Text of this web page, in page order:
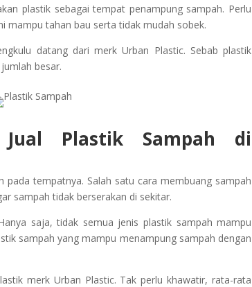
plastik sebagai tempat penampung sampah. Perlu
mampu tahan bau serta tidak mudah sobek.
datang dari merk Urban Plastic. Sebab plastik
besar.
Plastik Sampah di
tempatnya. Salah satu cara membuang sampah
sampah tidak berserakan di sekitar.
saja, tidak semua jenis plastik sampah mampu
sampah yang mampu menampung sampah dengan
merk Urban Plastic. Tak perlu khawatir, rata-rata